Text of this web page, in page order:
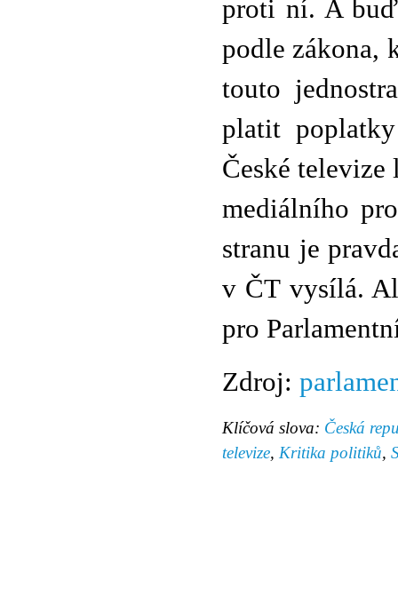
proti ní. A buď
podle zákona,
touto
platit
České
mediálního
stranu je
v ČT vysílá.
pro
Zdroj:
Klíčová slova: Česká
televize, Kritika politiků,